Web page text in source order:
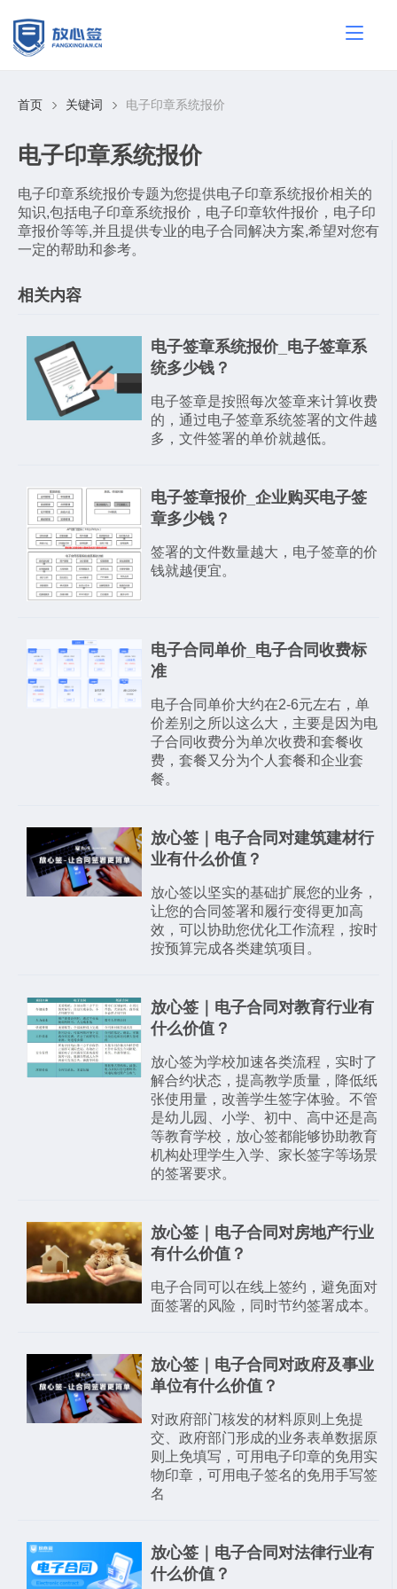
首页 关键词 电子印章系统报价
电子印章系统报价
电子印章系统报价专题为您提供电子印章系统报价相关的
知识,包括电子印章系统报价，电子印章软件报价，电子印
章报价等等,并且提供专业的电子合同解决方案,希望对您有
一定的帮助和参考。
相关内容
电子签章系统报价_电子签章系
统多少钱？
电子签章是按照每次签章来计算收费
的，通过电子签章系统签署的文件越
多，文件签署的单价就越低。
电子签章报价_企业购买电子签
章多少钱？
签署的文件数量越大，电子签章的价
钱就越便宜。
电子合同单价_电子合同收费标
准
电子合同单价大约在2-6元左右，单
价差别之所以这么大，主要是因为电
子合同收费分为单次收费和套餐收
费，套餐又分为个人套餐和企业套
餐。
放心签｜电子合同对建筑建材行
业有什么价值？
放心签以坚实的基础扩展您的业务，
让您的合同签署和履行变得更加高
效，可以协助您优化工作流程，按时
按预算完成各类建筑项目。
放心签｜电子合同对教育行业有
什么价值？
放心签为学校加速各类流程，实时了
解合约状态，提高教学质量，降低纸
张使用量，改善学生签字体验。不管
是幼儿园、小学、初中、高中还是高
等教育学校，放心签都能够协助教育
机构处理学生入学、家长签字等场景
的签署要求。
放心签｜电子合同对房地产行业
有什么价值？
电子合同可以在线上签约，避免面对
面签署的风险，同时节约签署成本。
放心签｜电子合同对政府及事业
单位有什么价值？
对政府部门核发的材料原则上免提
交、政府部门形成的业务表单数据原
则上免填写，可用电子印章的免用实
物印章，可用电子签名的免用手写签
名
放心签｜电子合同对法律行业有
什么价值？